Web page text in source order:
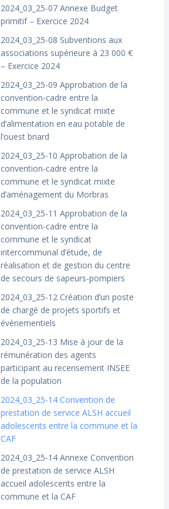
2024_03_25-07 Annexe Budget
primitif – Exercice 2024
2024_03_25-08 Subventions aux
associations supérieure à 23 000 €
– Exercice 2024
2024_03_25-09 Approbation de la
convention-cadre entre la
commune et le syndicat mixte
d’alimentation en eau potable de
l’ouest briard
2024_03_25-10 Approbation de la
convention-cadre entre la
commune et le syndicat mixte
d’aménagement du Morbras
2024_03_25-11 Approbation de la
convention-cadre entre la
commune et le syndicat
intercommunal d’étude, de
réalisation et de gestion du centre
de secours de sapeurs-pompiers
2024_03_25-12 Création d’un poste
de chargé de projets sportifs et
évènementiels
2024_03_25-13 Mise à jour de la
rémunération des agents
participant au recensement INSEE
de la population
2024_03_25-14 Convention de
prestation de service ALSH accueil
adolescents entre la commune et la
CAF
2024_03_25-14 Annexe Convention
de prestation de service ALSH
accueil adolescents entre la
commune et la CAF